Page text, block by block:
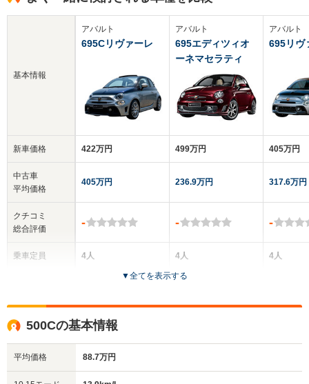
基本情報
新車価格
中古車
平均価格
クチコミ
総合評価
乗車定員
アバルト
695Cリヴァーレ
422万円
405万円
-
4人
全高
1.51m
全幅
アバルト
695エディツィオ
ーネマセラティ
499万円
236.9万円
-
4人
2ドア
アバルト
695リヴ
405万円
317.6万円
-
4人
▼全てを表示する
500Cの基本情報
平均価格 88.7万円